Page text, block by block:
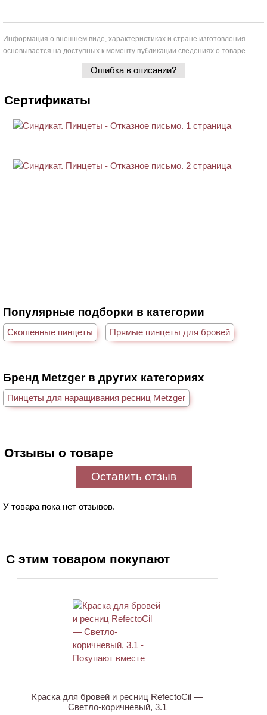
Информация о внешнем виде, характеристиках и стране изготовления
основывается на доступных к моменту публикации сведениях о товаре.
Ошибка в описании?
Сертификаты
Популярные подборки в категории
Скошенные пинцеты Прямые пинцеты для бровей
Бренд Metzger в других категориях
Пинцеты для наращивания ресниц Metzger
Отзывы о товаре
Оставить отзыв
У товара пока нет отзывов.
С этим товаром покупают
Краска для бровей и ресниц RefectoCil —
Светло-коричневый, 3.1